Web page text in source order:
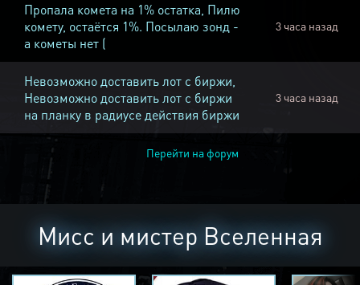
Пропала комета на 1% остатка, Пилю
комету, остаётся 1%. Посылаю зонд -
а кометы нет (
3 часа назад
Невозможно доставить лот с биржи,
Невозможно доставить лот с биржи
на планку в радиусе действия биржи
3 часа назад
Перейти на форум
Мисс и мистер Вселенная